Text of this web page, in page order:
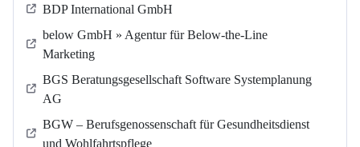
BDP International GmbH
below GmbH » Agentur für Below-the-Line
Marketing
BGS Beratungsgesellschaft Software Systemplanung
AG
BGW – Berufsgenossenschaft für Gesundheitsdienst
und Wohlfahrtspflege